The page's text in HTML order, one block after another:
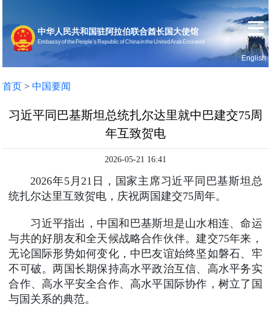
中华人民共和国驻阿拉伯联合酋长国大使馆
Embassy of the People’s Republic of China in the United Arab Emirates
English
首页 >中国要闻
习近平同巴基斯坦总统扎尔达里就中巴建交75周
年互致贺电
2026-05-21 16:41
2026年5月21日，国家主席习近平同巴基斯坦总
统扎尔达里互致贺电，庆祝两国建交75周年。
习近平指出，中国和巴基斯坦是山水相连、命运
与共的好朋友和全天候战略合作伙伴。建交75年来，
无论国际形势如何变化，中巴友谊始终坚如磐石、牢
不可破。两国长期保持高水平政治互信、高水平务实
合作、高水平安全合作、高水平国际协作，树立了国
与国关系的典范。